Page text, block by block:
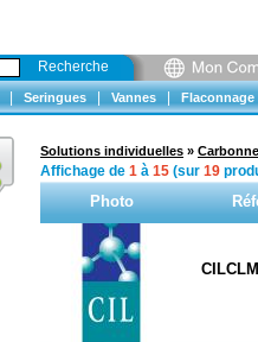
Recherche
Seringues Vannes Flaconnage
Solutions individuelles »
Affichage de 1 à 15 (sur 19
Photo